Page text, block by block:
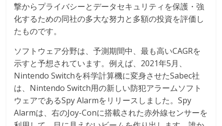
撃からプライバシーとデータセキュリティを保護・強
化するための同社の多大な努力と多額の投資を評価し
たものです。
ソフトウェア分野は、予測期間中、最も高いCAGRを
示すと予想されています。例えば、2021年5月、
Nintendo Switchを科学計算機に変身させたSabec社
は、Nintendo Switch用の新しい防犯アラームソフト
ウェアであるSpy Alarmをリリースしました。Spy
Alarmは、右のJoy-Conに搭載された赤外線センサーを